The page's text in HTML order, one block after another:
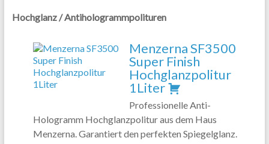
Hochglanz / Antihologrammpolituren
Menzerna SF3500
Super Finish
Hochglanzpolitur
1Liter
Professionelle Anti-
Hologramm Hochglanzpolitur aus dem Haus
Menzerna. Garantiert den perfekten Spiegelglanz.